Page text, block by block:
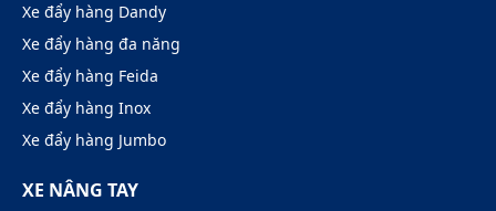
Xe đẩy hàng Dandy
Xe đẩy hàng đa năng
Xe đẩy hàng Feida
Xe đẩy hàng Inox
Xe đẩy hàng Jumbo
XE NÂNG TAY